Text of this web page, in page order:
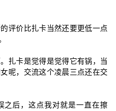
评价比扎卡当然还要更低一点
扎卡是觉得是觉得它有锅，当
呢，交流这个凌晨三点还在交
之后，这点我对就是一直在擦